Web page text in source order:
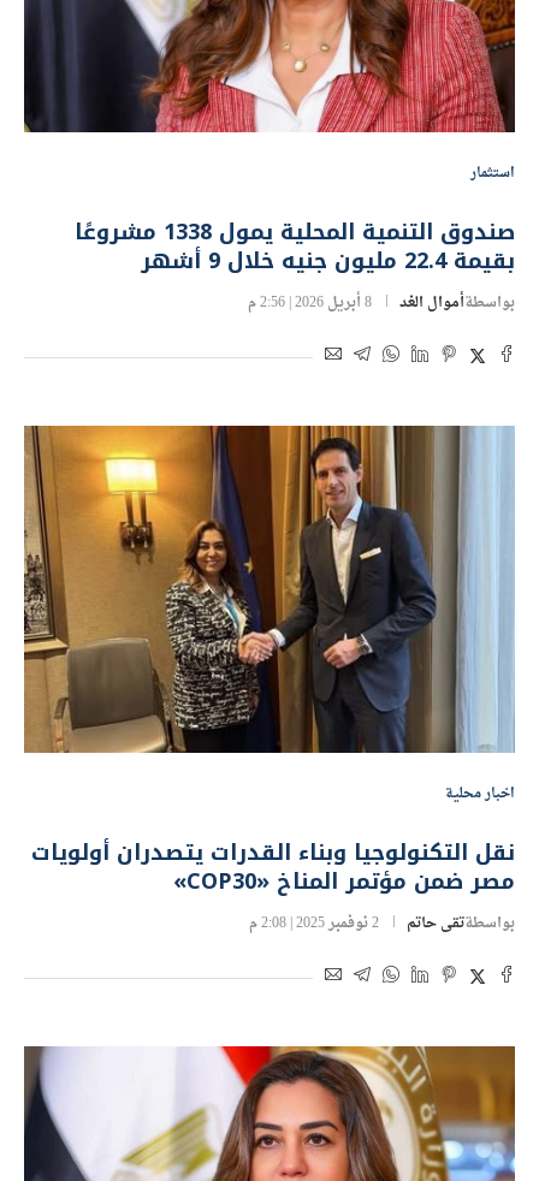
استثمار
صندوق التنمية المحلية يمول 1338 مشروعًا
بقيمة 22.4 مليون جنيه خلال 9 أشهر
بواسطةأموال الغد 8 أبريل 2026 | 2:56 م
اخبار محلية
نقل التكنولوجيا وبناء القدرات يتصدران أولويات
مصر ضمن مؤتمر المناخ «COP30»
بواسطةتقى حاتم 2 نوفمبر 2025 | 2:08 م